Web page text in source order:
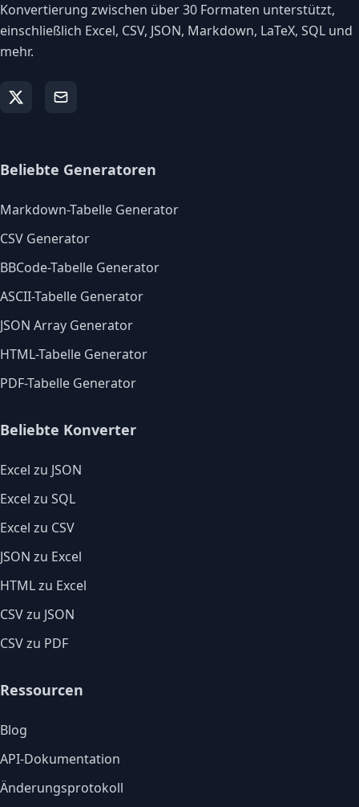
Konvertierung zwischen über 30 Formaten unterstützt,
einschließlich Excel, CSV, JSON, Markdown, LaTeX, SQL und
mehr.
Beliebte Generatoren
Markdown-Tabelle Generator
CSV Generator
BBCode-Tabelle Generator
ASCII-Tabelle Generator
JSON Array Generator
HTML-Tabelle Generator
PDF-Tabelle Generator
Beliebte Konverter
Excel zu JSON
Excel zu SQL
Excel zu CSV
JSON zu Excel
HTML zu Excel
CSV zu JSON
CSV zu PDF
Ressourcen
Blog
API-Dokumentation
Änderungsprotokoll